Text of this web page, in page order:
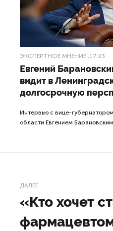
ЭКСПЕРТНОЕ МНЕНИЕ ,17:23
Евгений
видит в
долгосрочную
Интервью с вице-
области Евгением
ДАЛЕЕ
«Кто хочет